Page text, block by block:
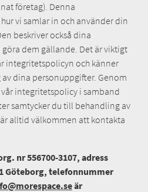
företag). Denna
vi samlar in och använder din
beskriver också dina
dem gällande. Det är viktigt
integritetspolicyn och känner
dina personuppgifter. Genom
integritetspolicy i samband
samtycker du till behandling av
alltid välkommen att kontakta
nr 556700-3107, adress
Göteborg, telefonnummer
är